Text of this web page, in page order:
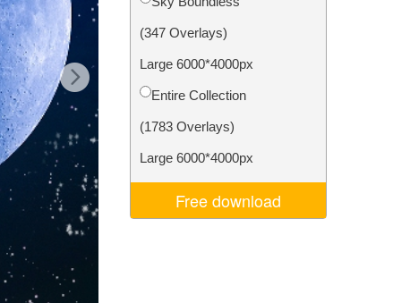
Video Editing Services
(347 Overlays)
Large 6000*4000px
Entire Collection
(1783 Overlays)
Large 6000*4000px
Free download